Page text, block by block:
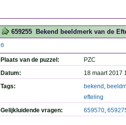
659255 Bekend beeldmerk van de
0
Plaats van de puzzel:
PZC
Datum:
18 maart 2017
Tags:
bekend ,
efteling
Gelijkluidende vragen:
659570,